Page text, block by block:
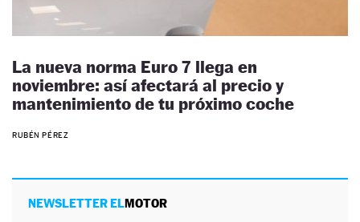
La nueva norma Euro 7 llega en
noviembre: así afectará al precio y
mantenimiento de tu próximo coche
RUBÉN PÉREZ
NEWSLETTER ELMOTOR